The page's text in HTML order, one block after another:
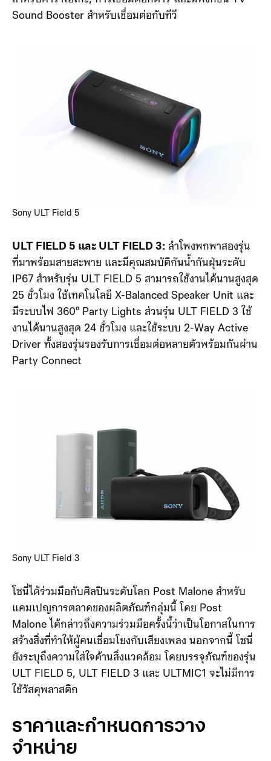
กับจังหวะเพลง ตัวลำโพงรองรับการเชื่อมต่อไมโครโฟน
Sony ULT Field 5
ULT FIELD 5 และ ULT FIELD 3:ลำโพงพกพาสองรุ่น
ที่มาพร้อมสายสะพาย และมีคุณสมบัติกันน้ำกันฝุ่นระดับ
IP67 สำหรับรุ่น ULT FIELD 5 สามารถใช้งานได้นานสูงสุด
25 ชั่วโมง ใช้เทคโนโลยี X-Balanced Speaker Unit และ
มีระบบไฟ 360° Party Lights ส่วนรุ่น ULT FIELD 3 ใช้
งานได้นานสูงสุด 24 ชั่วโมง และใช้ระบบ 2-Way Active
Sony ULT Field 3
โซนี่ได้ร่วมมือกับศิลปินระดับโลก Post Malone สำหรับ
แคมเปญการตลาดของผลิตภัณฑ์กลุ่มนี้ โดย Post
Malone ได้กล่าวถึงความร่วมมือครั้งนี้ว่าเป็นโอกาสในการ
สร้างสิ่งที่ทำให้ผู้คนเชื่อมโยงกับเสียงเพลง นอกจากนี้ โซนี่
ยังระบุถึงความใส่ใจด้านสิ่งแวดล้อม โดยบรรจุภัณฑ์ของรุ่น
ใช้วัสดุพลาสติก